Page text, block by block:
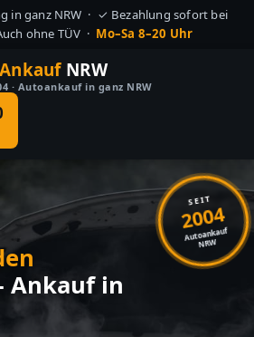
in ganz NRW · ✓ Bezahlung sofort bei
ohne TÜV · Mo–Sa 8–20 Uhr
NRW
· Autoankauf in ganz NRW
SEIT
2004
Autoankauf
NRW
Ankauf in